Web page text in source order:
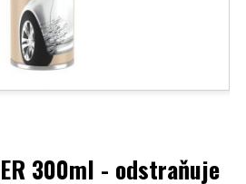
300ml - odstraňuje